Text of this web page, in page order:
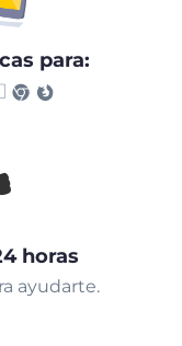
para:
horas
ayudarte.